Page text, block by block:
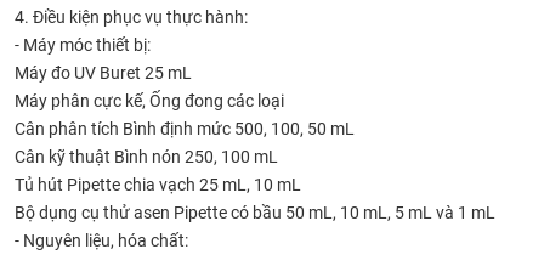
​4. Điều kiện phục vụ thực hành:
- Máy móc thiết bị:
Máy đo UV Buret 25 mL
Máy phân cực kế, Ống đong các loại
Cân phân tích Bình định mức 500, 100, 50 mL
Cân kỹ thuật Bình nón 250, 100 mL
Tủ hút Pipette chia vạch 25 mL, 10 mL
Bộ dụng cụ thử asen Pipette có bầu 50 mL, 10 mL, 5 mL và 1 mL
- Nguyên liệu, hóa chất: